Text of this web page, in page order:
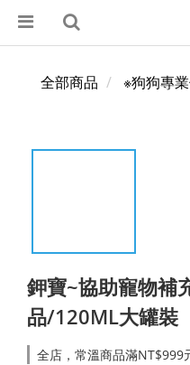
全部商品 ※狗狗專
鉀寶~協助寵物補
品/120ML大罐裝
全店，常溫商品滿NT$999